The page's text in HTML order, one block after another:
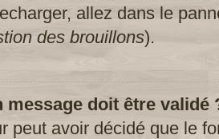
allez dans le
des brouillons).
message doit être validé
peut avoir décidé que le